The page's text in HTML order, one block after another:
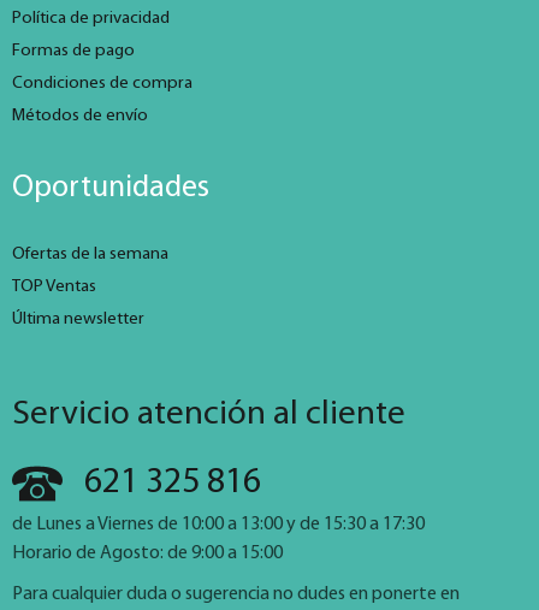
Política de privacidad
Formas de pago
Condiciones de compra
Métodos de envío
Oportunidades
Ofertas de la semana
TOP Ventas
Última newsletter
Servicio atención al cliente
621 325 816
de Lunes a Viernes de 10:00 a 13:00 y de 15:30 a 17:30
Horario de Agosto: de 9:00 a 15:00
Para cualquier duda o sugerencia no dudes en ponerte en